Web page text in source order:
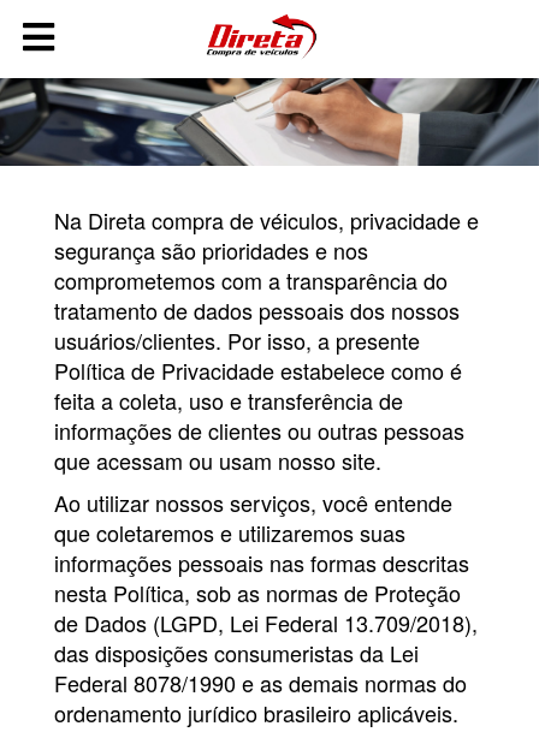
QUERO
VENDER
CARRO
HOME
COMO
FUNCIONA
A DIRETA
VEÍCULOS
CONTATO
98468-
Na Direta compra de véiculos, privacidade e
segurança são prioridades e nos
comprometemos com a transparência do
tratamento de dados pessoais dos nossos
usuários/clientes. Por isso, a presente
Política de Privacidade estabelece como é
feita a coleta, uso e transferência de
informações de clientes ou outras pessoas
que acessam ou usam nosso site.
Ao utilizar nossos serviços, você entende
que coletaremos e utilizaremos suas
informações pessoais nas formas descritas
nesta Política, sob as normas de Proteção
de Dados (LGPD, Lei Federal 13.709/2018),
das disposições consumeristas da Lei
Federal 8078/1990 e as demais normas do
ordenamento jurídico brasileiro aplicáveis.